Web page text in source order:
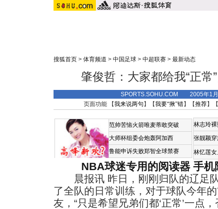
搜狐首页 > 体育频道 > 中国足球 > 中超联赛 > 最新动态
肇俊哲：大家都给我“正常
SPORTS.SOHU.COM 2005年1
页面功能 【我来说两句 】【我要“揪”错】【推荐】
范帅苦恼火箭唯麦蒂敢突破
大师杯组委会炮轰阿加西
鲁能申诉失败郑智全球禁赛
林志玲
张靓颖
林忆莲
NBA球迷专用的阅读器 手机
晨报讯 昨日，刚刚归队的辽足
了全队的日常训练，对于球队今年
友，“只是希望兄弟们都‘正常’一点